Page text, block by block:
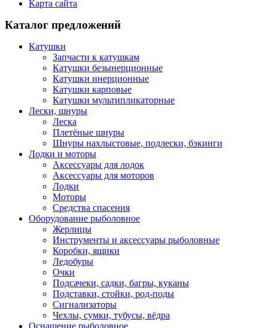
Карта сайта
Каталог предложений
Катушки
Запчасти к катушкам
Катушки безынерционные
Катушки инерционные
Катушки карповые
Катушки мультипликаторные
Лески, шнуры
Леска
Плетёные шнуры
Шнуры нахлыстовые, подлески, бэкинги
Лодки и моторы
Аксессуары для лодок
Аксессуары для моторов
Лодки
Моторы
Средства спасения
Оборудование рыболовное
Жерлицы
Инструменты и аксессуары рыболовные
Коробки, ящики
Ледобуры
Очки
Подсачеки, садки, багры, куканы
Подставки, стойки, род-поды
Сигнализаторы
Чехлы, сумки, тубусы, вёдра
Оснащение рыболовное